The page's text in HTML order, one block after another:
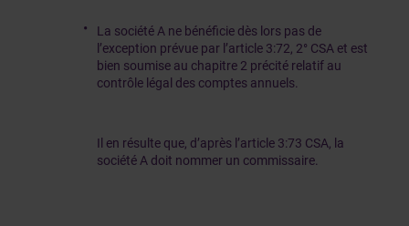
La société A ne bénéficie dès lors pas de
l’exception prévue par l’article 3:72, 2° CSA et est
bien soumise au chapitre 2 précité relatif au
contrôle légal des comptes annuels.
Il en résulte que, d’après l’article 3:73 CSA, la
société A doit nommer un commissaire.